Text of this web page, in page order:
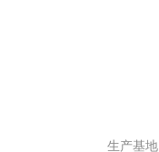
生产基地